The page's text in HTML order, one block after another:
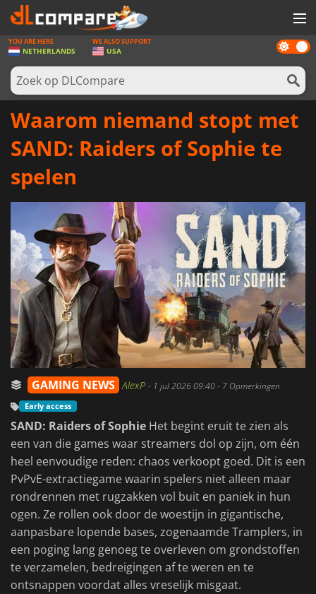
SPELLEN
GAME CARDS
SOFTWARE
LOG IN OF REGISTREER
Dark
mode
YOU ARE HERE
NETHERLANDS
WE ALSO SUPPORT
USA
Waarom niemand stopt met
SAND: Raiders of Sophie te
spelen
GAMING NEWS AlexP - 1 jul 2026 09:40- 7 Opmerkingen
Early access
SAND: Raiders of Sophie Het begint eruit te zien als
een van die games waar streamers dol op zijn, om één
heel eenvoudige reden: chaos verkoopt goed. Dit is een
PvPvE-extractiegame waarin spelers niet alleen maar
rondrennen met rugzakken vol buit en paniek in hun
ogen. Ze rollen ook door de woestijn in gigantische,
aanpasbare lopende bases, zogenaamde Tramplers, in
een poging lang genoeg te overleven om grondstoffen
te verzamelen, bedreigingen af te weren en te
ontsnappen voordat alles vreselijk misgaat.